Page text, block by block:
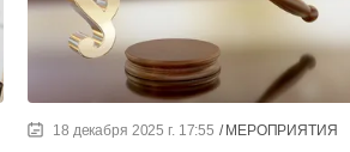
18 декабря 2025 г. 17:55 МЕРОПРИЯТИЯ